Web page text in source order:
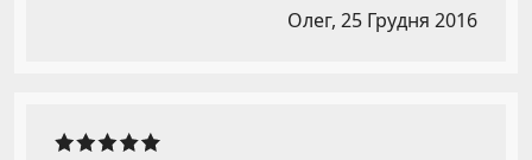
Олег, 25 Грудня 2016